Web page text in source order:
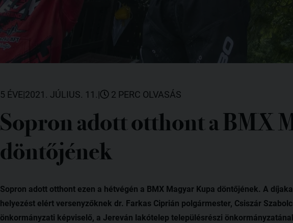
5 ÉVE|2021. JÚLIUS. 11.| 2 PERC OLVASÁS
Sopron adott otthont a BMX
döntőjének
Sopron adott otthont ezen a hétvégén a BMX Magyar Kupa döntőjének. A
helyezést elért versenyzőknek dr. Farkas Ciprián polgármester, Csiszár
önkormányzati képviselő, a Jereván lakótelep településrészi